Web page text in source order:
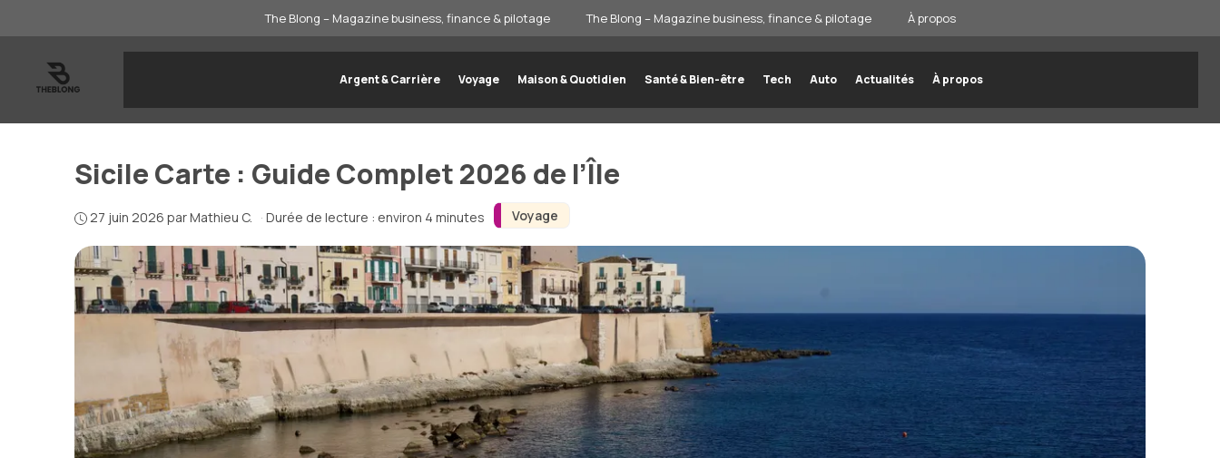
au
contenu
The Blong – Magazine business, finance & pilotage The Blong – Magazine business, finance & pilotage À propos
Argent & Carrière Voyage Maison & Quotidien Santé & Bien-être Tech Auto Actualités À propos
Voyage
Sicile Carte : Guide Complet 2026 de l’Île
27 juin 2026 parMathieu C. · Durée de lecture : environ 4 minutes